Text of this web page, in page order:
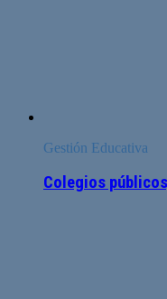
Gestión Educativa
Colegios